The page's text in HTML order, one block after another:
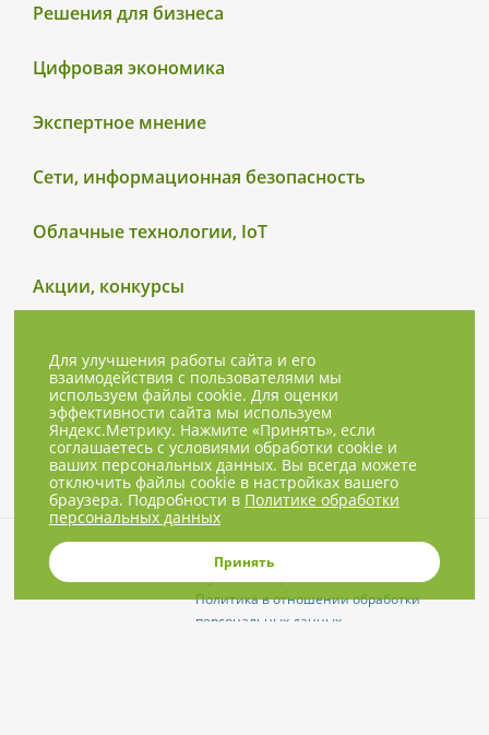
Решения для бизнеса
Цифровая экономика
Экспертное мнение
Сети, информационная безопасность
Облачные технологии, IoT
Акции, конкурсы
© 2001-2026, NBPrice.ru — проект
Политика в отношении обработки
персональных данных
Для улучшения работы сайта и его
взаимодействия с пользователями мы
используем файлы cookie. Для оценки
эффективности сайта мы используем
Яндекс.Метрику. Нажмите «Принять», если
соглашаетесь с условиями обработки cookie и
ваших персональных данных. Вы всегда можете
отключить файлы cookie в настройках вашего
браузера. Подробности в Политике обработки
персональных данных
Принять